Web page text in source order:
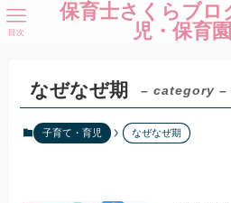
保育士さくらブロ
児・保育
目次
なぜなぜ期 – category –
子育て・育児 なぜなぜ期